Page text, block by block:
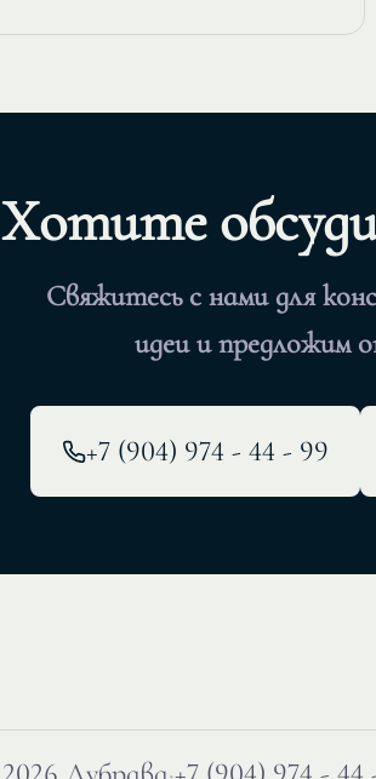
Хотите
Свяжитесь с нами для
идеи и предложим
+7 (904) 974 - 44 - 99